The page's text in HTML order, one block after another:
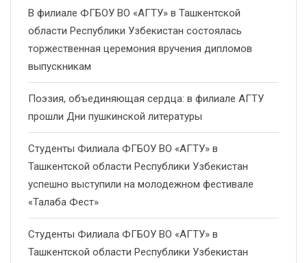
В филиале ФГБОУ ВО «АГТУ» в Ташкентской
области Республики Узбекистан состоялась
торжественная церемония вручения дипломов
выпускникам
Поэзия, объединяющая сердца: в филиале АГТУ
прошли Дни пушкинской литературы
Студенты Филиала ФГБОУ ВО «АГТУ» в
Ташкентской области Республики Узбекистан
успешно выступили на молодежном фестивале
«Талаба Фест»
Студенты Филиала ФГБОУ ВО «АГТУ» в
Ташкентской области Республики Узбекистан